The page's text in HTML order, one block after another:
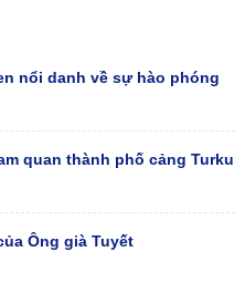
nổi danh về sự hào phóng
quan thành phố cảng Turku
Ông già Tuyết